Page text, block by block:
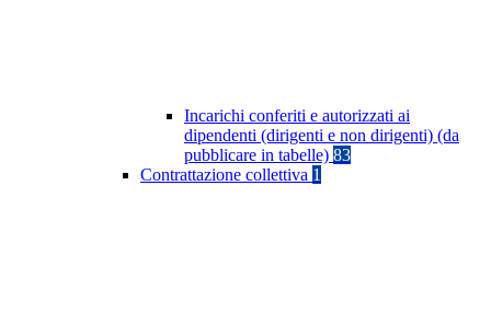
Incarichi conferiti e autorizzati ai
dipendenti (dirigenti e non dirigenti) (da
pubblicare in tabelle) 83
Contrattazione collettiva 1